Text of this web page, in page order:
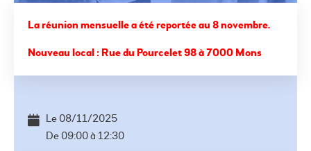
La réunion mensuelle a été reportée au 8 novembre.
Nouveau local : Rue du Pourcelet 98 à 7000 Mons
©
Le 08/11/2025
De 09:00à 12:30